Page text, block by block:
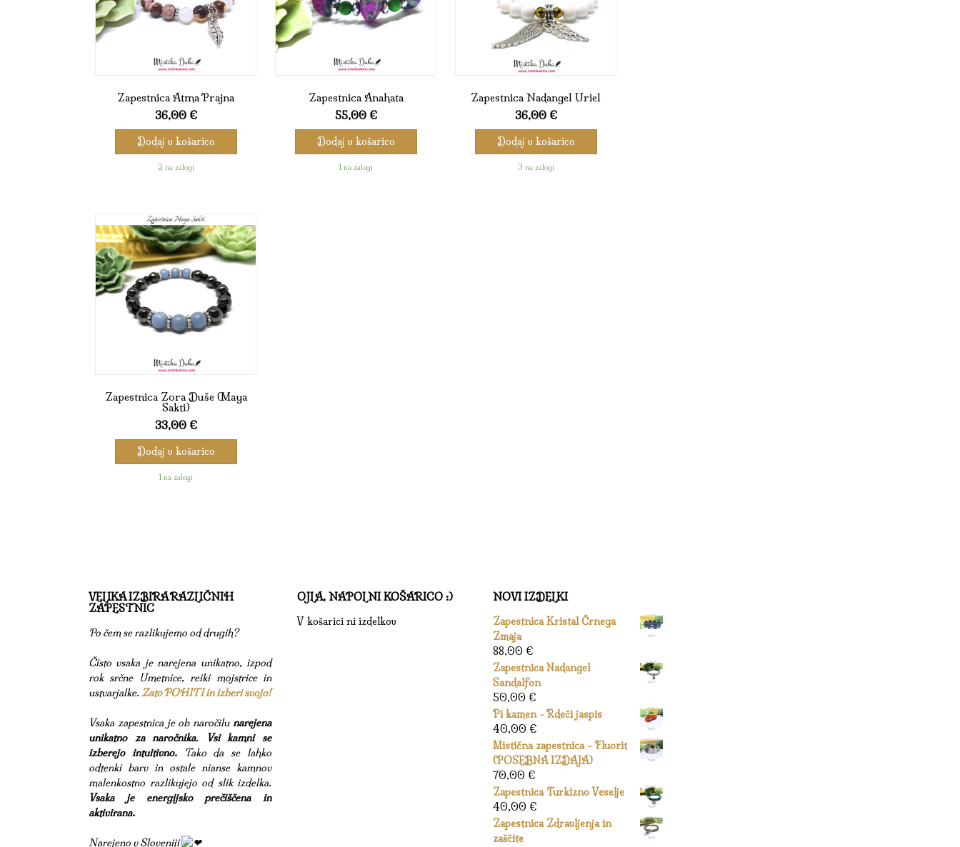
Zapestnica Atma Prajna
36,00 €
Dodaj v košarico
2 na zalogi
Zapestnica Anahata
55,00 €
Dodaj v košarico
1 na zalogi
Zapestnica Nadangel Uriel
36,00 €
Dodaj v košarico
3 na zalogi
Zapestnica Zora Duše (Maya
Sakti)
33,00 €
Dodaj v košarico
1 na zalogi
VELIKA IZBIRA RAZLIČNIH
ZAPESTNIC
Po čem se razlikujemo od drugih?
Čisto vsaka je narejena unikatno, izpod
rok srčne Umetnice, reiki mojstrice in
ustvarjalke.Zato POHITI in izberi svojo!
Vsaka zapestnica je ob naročilu narejena
unikatno za naročnika.
Vsi kamni se
izberejo intuitivno.Tako da se lahko
odtenki barv in ostale nianse kamnov
malenkostno razlikujejo od slik izdelka.
Vsaka je energijsko prečiščena in
aktivirana.
Narejeno v Sloveniji
OJLA, NAPOLNI KOŠARICO :)
V košarici ni izdelkov
NOVI IZDELKI
Zapestnica Kristal Črnega
Zmaja
88,00 €
Zapestnica Nadangel
Sandalfon
50,00 €
Pi kamen - Rdeči jaspis
40,00 €
Mistična zapestnica - Fluorit
(POSEBNA IZDAJA)
70,00 €
Zapestnica Turkizno Veselje
40,00 €
Zapestnica Zdravljenja in
zaščite